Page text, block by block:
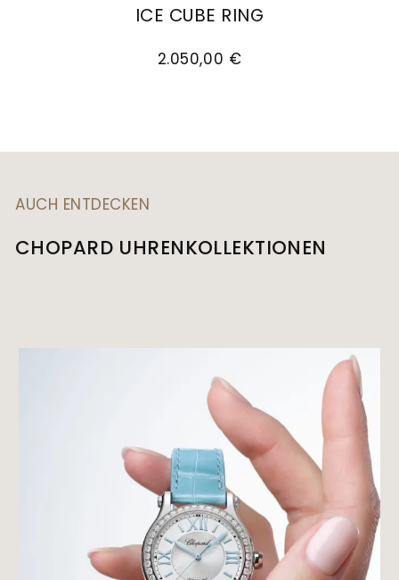
ICE CUBE RING
2.050,00 €
AUCH ENTDECKEN
CHOPARD UHRENKOLLEKTIONEN